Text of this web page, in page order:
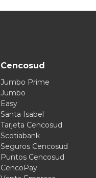
Cencosud
Jumbo Prime
Jumbo
Easy
Santa Isabel
Tarjeta Cencosud
Scotiabank
Seguros Cencosud
Puntos Cencosud
CencoPay